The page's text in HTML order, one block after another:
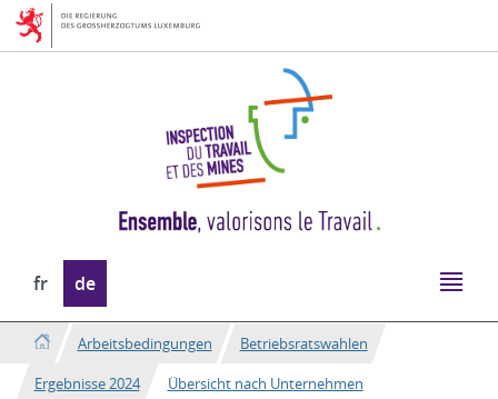
Zur
Navigation
Zum
Inhalt
Sprache
wechseln
fr de
Arbeitsbedingungen
Betriebsratswahlen
Ergebnisse 2024
Übersicht nach Unternehmen